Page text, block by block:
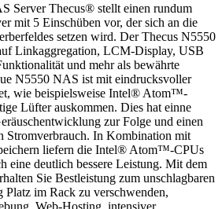
Server Thecus® stellt einen rundum
mit 5 Einschüben vor, der sich an die
setzen wird. Der Thecus N5550
Linkaggregation, LCM-Display, USB
und mehr als bewährte
N5550 NAS ist mit eindrucksvoller
wie beispielsweise Intel® Atom™-
Lüfter auskommen. Dies hat einne
zur Folge und einen
Stromverbrauch. In Kombination mit
liefern die Intel® Atom™-CPUs
eine deutlich bessere Leistung. Mit dem
Sie Bestleistung zum unschlagbaren
Platz im Rack zu verschwenden,
Web-Hosting, intensiver